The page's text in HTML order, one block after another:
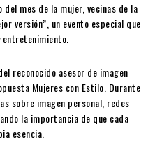
del mes de la mujer, vecinas de la
versión”, un evento especial que
entretenimiento.
reconocido asesor de imagen
Mujeres con Estilo. Durante
sobre imagen personal, redes
la importancia de que cada
esencia.